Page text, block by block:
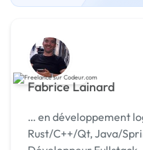
Fabrice Lainard
… en développement
Rust/C++/Qt, Java/